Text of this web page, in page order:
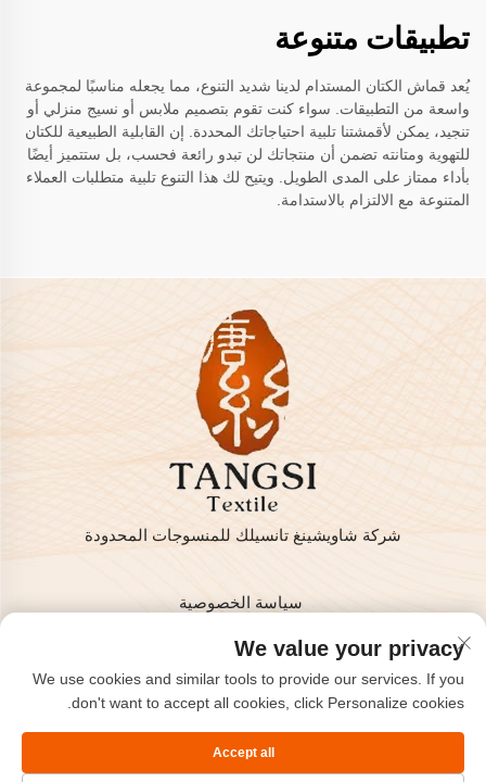
تطبيقات متنوعة
يُعد قماش الكتان المستدام لدينا شديد التنوع، مما يجعله مناسبًا لمجموعة
واسعة من التطبيقات. سواء كنت تقوم بتصميم ملابس أو نسيج منزلي أو
تنجيد، يمكن لأقمشتنا تلبية احتياجاتك المحددة. إن القابلية الطبيعية للكتان
للتهوية ومتانته تضمن أن منتجاتك لن تبدو رائعة فحسب، بل ستتميز أيضًا
بأداء ممتاز على المدى الطويل. ويتيح لك هذا التنوع تلبية متطلبات العملاء
المتنوعة مع الالتزام بالاستدامة.
شركة شاويشينغ تانسيلك للمنسوجات المحدودة
سياسة الخصوصية
حقوق النشر © 2025 من قبل شركة شاويشينغ تانسيلك للمنسوجات
المحدودة
اتصل بنا
Address: غرفة 801، الطابق 8، هايزهو إنترناشونال، كيتشياو،
شاويشينغ، تشجيانغ، الصين.
We value your privacy
We use cookies and similar tools to provide our services. If you
don't want to accept all cookies, click Personalize cookies.
Accept all